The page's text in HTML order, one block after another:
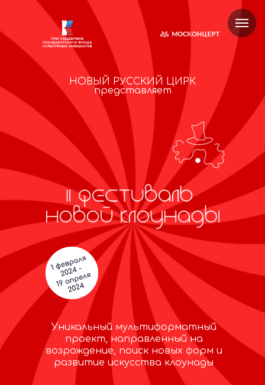
НОВЫЙ РУССКИЙ ЦИРК
представляет
Уникальный мультиформатный
проект, направленный на
возрождение, поиск новых форм и
развитие искусства клоунады